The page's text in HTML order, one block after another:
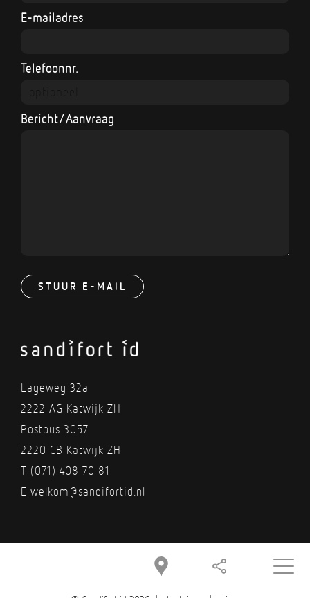
E-mailadres
Telefoonnr.
Bericht/Aanvraag
STUUR E-MAIL
Lageweg 32a
2222 AG Katwijk ZH
Postbus 3057
2220 CB Katwijk ZH
T (071) 408 70 81
E welkom@sandifortid.nl